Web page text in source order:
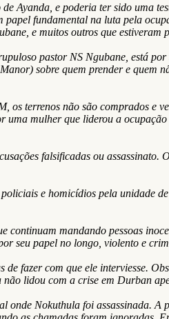
Ayanda, e poderia ter sido uma
fundamental na luta pela
e muitos outros que estiveram
pastor NS Ngubane, está
sobre quem prender e quem
terrenos não são comprados e
mulher que liderou a
falsificadas ou
e homicídios pela unidade
mandando pessoas
seu papel no longo, violento e
fazer com que ele interviesse.
lidou com a crise em Durban
onde Nokuthula foi assassinada.